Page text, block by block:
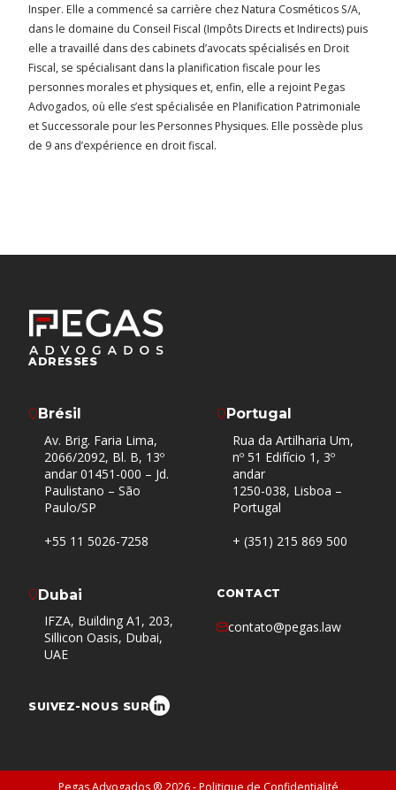
Insper. Elle a commencé sa carrière chez Natura Cosméticos S/A,
dans le domaine du Conseil Fiscal (Impôts Directs et Indirects) puis
elle a travaillé dans des cabinets d’avocats spécialisés en Droit
Fiscal, se spécialisant dans la planification fiscale pour les
personnes morales et physiques et, enfin, elle a rejoint Pegas
Advogados, où elle s’est spécialisée en Planification Patrimoniale
et Successorale pour les Personnes Physiques. Elle possède plus
de 9 ans d’expérience en droit fiscal.
ADRESSES
Brésil
Av. Brig. Faria Lima,
2066/2092, Bl. B, 13º
andar 01451-000 – Jd.
Paulistano – São
Paulo/SP
+55 11 5026-7258
Portugal
Rua da Artilharia Um,
nº 51 Edifício 1, 3º
andar
1250-038, Lisboa –
Portugal
+ (351) 215 869 500
Dubai
IFZA, Building A1, 203,
Sillicon Oasis, Dubai,
UAE
CONTACT
contato@pegas.law
SUIVEZ-NOUS SUR
Pegas Advogados ® 2026 -Politique de Confidentialité